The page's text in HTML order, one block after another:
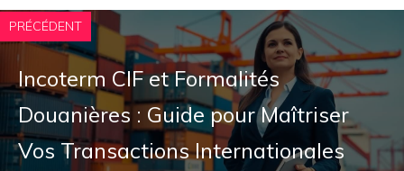
PRÉCÉDENT
Incoterm CIF et Formalités
Douanières : Guide pour Maîtriser
Vos Transactions Internationales